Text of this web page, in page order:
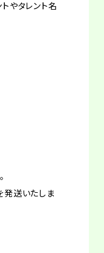
やタレント名
発送いたしま